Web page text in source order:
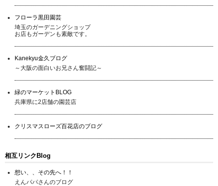
フローラ黒田園芸
埼玉のガーデニングショップ
お店もガーデンも素敵です。
Kanekyu金久ブログ
～大阪の面白いお兄さん奮闘記～
緑のマーケットBLOG
兵庫県に2店舗の園芸店
クリスマスローズ百花店のブログ
相互リンクBlog
想い、、その先へ！！
えんパパさんのブログ